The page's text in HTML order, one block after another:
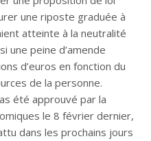
une riposte graduée à
atteinte à la neutralité
une peine d’amende
d’euros en fonction du
de la personne.
été approuvé par la
le 8 février dernier,
dans les prochains jours